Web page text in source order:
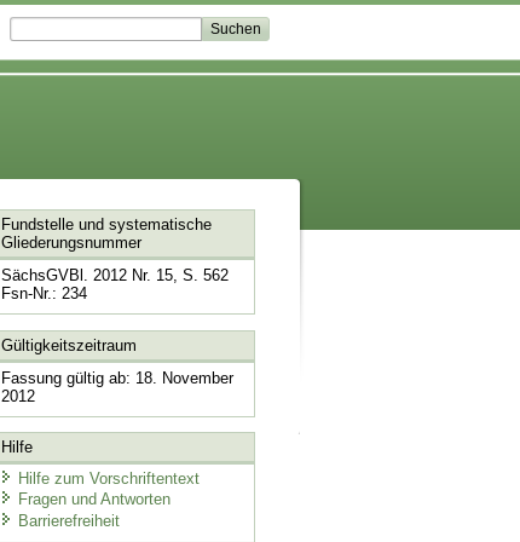
Fundstelle und systematische
Gliederungsnummer
SächsGVBl. 2012 Nr. 15, S. 562
Fsn-Nr.: 234
Gültigkeitszeitraum
Fassung gültig ab: 18. November
2012
Hilfe
Hilfe zum Vorschriftentext
Fragen und Antworten
Barrierefreiheit